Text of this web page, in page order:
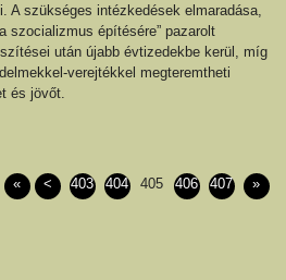
A szükséges intézkedések elmaradása,
szocializmus építésére” pazarolt
után újabb évtizedekbe kerül, míg
verejtékkel megteremtheti
és jövőt.
« < 403 404 405 406 407 »